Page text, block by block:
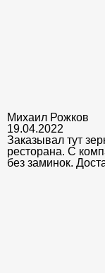
Михаил Рожков
19.04.2022
Заказывал тут
ресторана. С
без заминок.